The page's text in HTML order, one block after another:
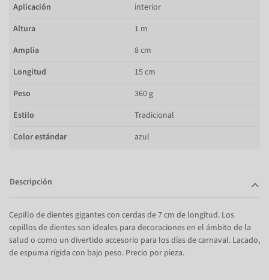
Aplicación
interior
Altura
1 m
Amplia
8 cm
Longitud
15 cm
Peso
360 g
Estilo
Tradicional
Color estándar
azul
Descripción
Cepillo de dientes gigantes con cerdas de 7 cm de longitud. Los
cepillos de dientes son ideales para decoraciones en el ámbito de la
salud o como un divertido accesorio para los días de carnaval. Lacado,
de espuma rígida con bajo peso. Precio por pieza.